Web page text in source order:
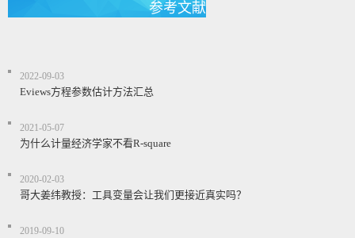
参考文献
2022-09-03
Eviews方程参数估计方法汇总​
2021-05-07
为什么计量经济学家不看R-square
2020-02-03
哥大姜纬教授：工具变量会让我们更接近真实吗？
2019-09-10